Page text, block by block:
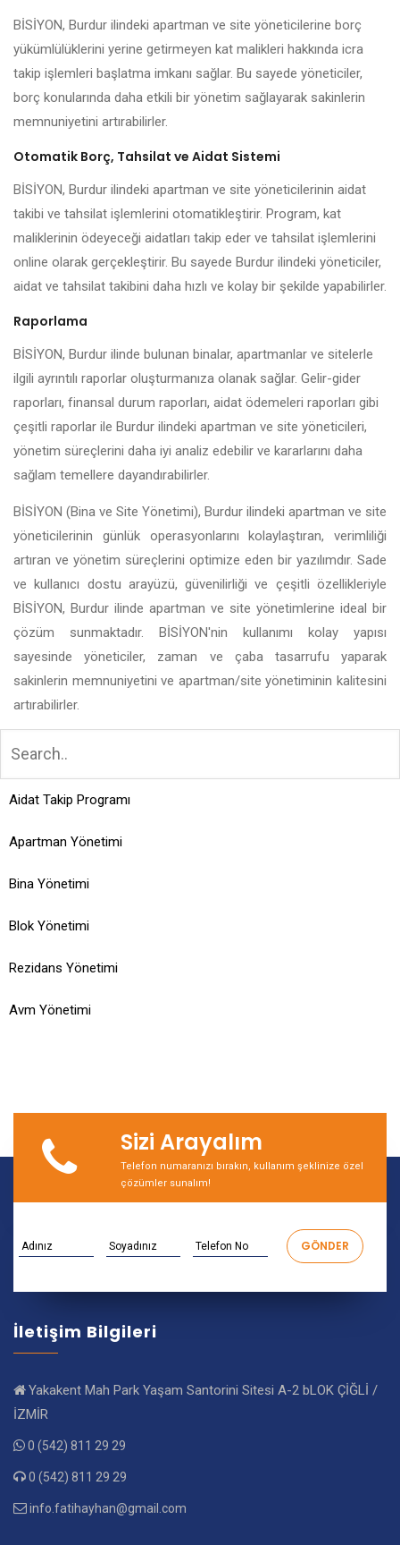
BİSİYON, Burdur ilindeki apartman ve site yöneticilerine borç
yükümlülüklerini yerine getirmeyen kat malikleri hakkında icra
takip işlemleri başlatma imkanı sağlar. Bu sayede yöneticiler,
borç konularında daha etkili bir yönetim sağlayarak sakinlerin
memnuniyetini artırabilirler.
Otomatik Borç, Tahsilat ve Aidat Sistemi
BİSİYON, Burdur ilindeki apartman ve site yöneticilerinin aidat
takibi ve tahsilat işlemlerini otomatikleştirir. Program, kat
maliklerinin ödeyeceği aidatları takip eder ve tahsilat işlemlerini
online olarak gerçekleştirir. Bu sayede Burdur ilindeki yöneticiler,
aidat ve tahsilat takibini daha hızlı ve kolay bir şekilde yapabilirler.
Raporlama
BİSİYON, Burdur ilinde bulunan binalar, apartmanlar ve sitelerle
ilgili ayrıntılı raporlar oluşturmanıza olanak sağlar. Gelir-gider
raporları, finansal durum raporları, aidat ödemeleri raporları gibi
çeşitli raporlar ile Burdur ilindeki apartman ve site yöneticileri,
yönetim süreçlerini daha iyi analiz edebilir ve kararlarını daha
sağlam temellere dayandırabilirler.
BİSİYON (Bina ve Site Yönetimi), Burdur ilindeki apartman ve site
yöneticilerinin günlük operasyonlarını kolaylaştıran, verimliliği
artıran ve yönetim süreçlerini optimize eden bir yazılımdır. Sade
ve kullanıcı dostu arayüzü, güvenilirliği ve çeşitli özellikleriyle
BİSİYON, Burdur ilinde apartman ve site yönetimlerine ideal bir
çözüm sunmaktadır. BİSİYON'nin kullanımı kolay yapısı
sayesinde yöneticiler, zaman ve çaba tasarrufu yaparak
sakinlerin memnuniyetini ve apartman/site yönetiminin kalitesini
artırabilirler.
Aidat Takip Programı
Apartman Yönetimi
Bina Yönetimi
Blok Yönetimi
Rezidans Yönetimi
Avm Yönetimi
Sizi Arayalım
Telefon numaranızı bırakın, kullanım şeklinize özel
çözümler sunalım!
İletişim Bilgileri
Yakakent Mah Park Yaşam Santorini Sitesi A-2 bLOK ÇİĞLİ /
İZMİR
0 (542) 811 29 29
0 (542) 811 29 29
info.fatihayhan@gmail.com